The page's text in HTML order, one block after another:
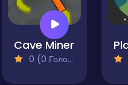
Cave Miner
0 (0 Голосів)